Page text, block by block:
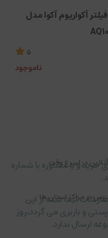
آکواریوم آکوا مدل
5
ناموجود
در اسرع وقت
در مراکز استان ها
و یا مشاوره با شماره
ثبت شده از این
سرویس پستی و باربری می گردد،روز
ارسال ندارد.